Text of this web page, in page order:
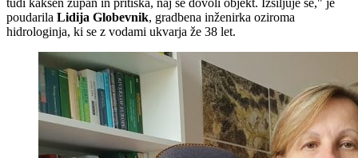
tudi kakšen župan in pritiska, naj se dovoli objekt. Izsiljuje se," je
poudarila Lidija Globevnik, gradbena inženirka oziroma
hidrologinja, ki se z vodami ukvarja že 38 let.